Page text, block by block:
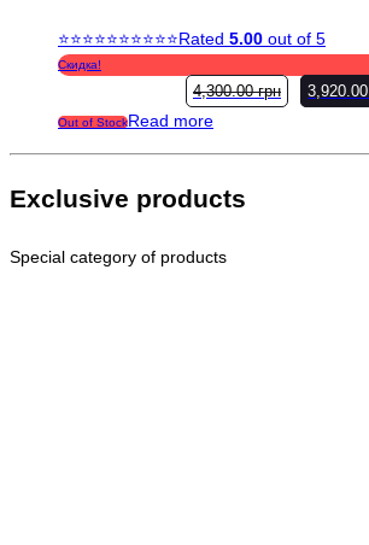
Rated 5.00 out of 5
Скидка!
4,300.00грн 3,920.00
Out of StockRead more
Exclusive products
Special category of products